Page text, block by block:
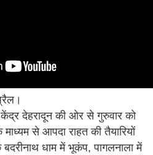
देहरादून की ओर से गुरुवार को
से आपदा राहत की तैयारियों
धाम में भूकंप, पागलनाला में